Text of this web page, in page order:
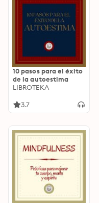
10 pasos para el éxito
de la autoestima
LIBROTEKA
3.7